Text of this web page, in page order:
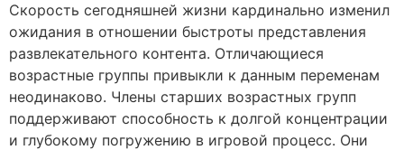
Скорость сегодняшней жизни кардинально изменил
ожидания в отношении быстроты представления
развлекательного контента. Отличающиеся
возрастные группы привыкли к данным переменам
неодинаково. Члены старших возрастных групп
поддерживают способность к долгой концентрации
и глубокому погружению в игровой процесс. Они